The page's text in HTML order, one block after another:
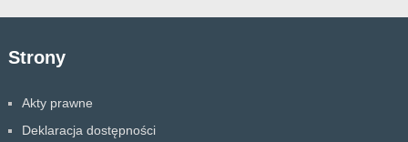
Strony
Akty prawne
Deklaracja dostępności